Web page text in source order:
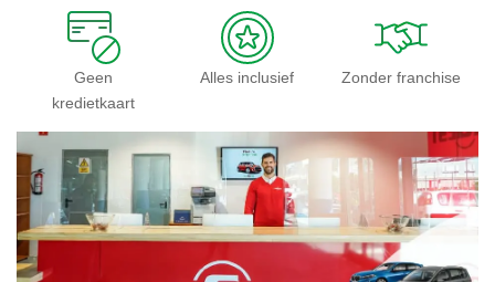
Geen
kredietkaart
Alles inclusief Zonder franchise